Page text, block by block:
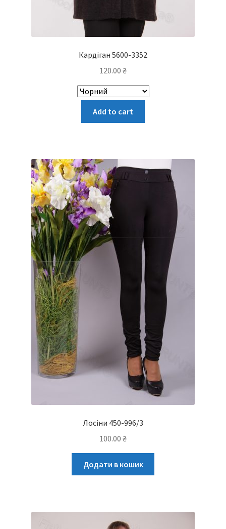
Кардіган 5600-3352
120.00 ₴
Add to cart
Параметри
можна
вибрати
Лосіни 450-996/3
100.00 ₴
Додати в кошик